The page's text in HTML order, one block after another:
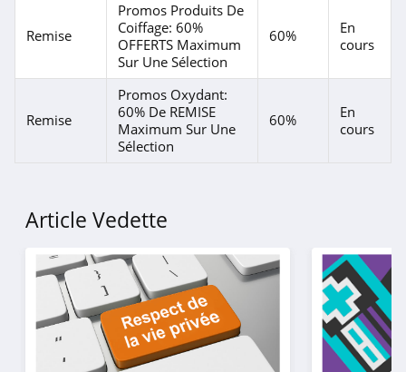
L'Atelier du Sourcil
4.8
Shiseido
Je Sens Le
Bonheur
4.5
4.9
Remise
Promos Produits De
Coiffage: 60%
OFFERTS Maximum
Sur Une Sélection
60%
En
cours
Remise
Promos Oxydant:
60% De REMISE
Maximum Sur Une
Sélection
60%
En
cours
Article Vedette